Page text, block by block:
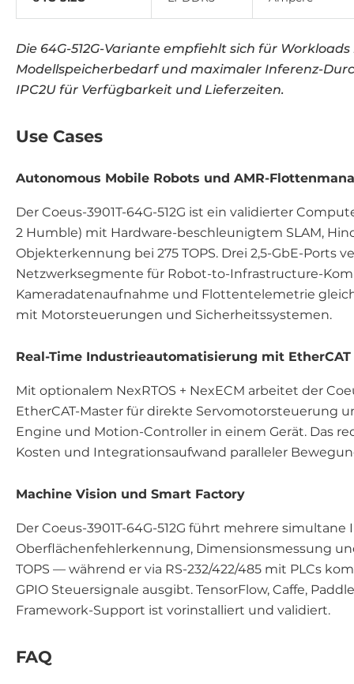
Die 64G-512G-Variante empfiehlt sich für
Modellspeicherbedarf und maximaler Inferenz-
IPC2U für Verfügbarkeit und Lieferzeiten.
Use Cases
Autonomous Mobile Robots und AMR-
Der Coeus-3901T-64G-512G ist ein validierter
2 Humble) mit Hardware-beschleunigtem SLAM,
Objekterkennung bei 275 TOPS. Drei 2,5-GbE-Ports
Netzwerksegmente für Robot-to-Infrastructure-
Kameradatenaufnahme und Flottentelemetrie
mit Motorsteuerungen und Sicherheitssystemen.
Real-Time Industrieautomatisierung mit EtherCAT
Mit optionalem NexRTOS + NexECM arbeitet der
EtherCAT-Master für direkte Servomotorsteuerung
Engine und Motion-Controller in einem Gerät. Das
Kosten und Integrationsaufwand paralleler
Machine Vision und Smart Factory
Der Coeus-3901T-64G-512G führt mehrere
Oberflächenfehlerkennung, Dimensionsmessung
TOPS — während er via RS-232/422/485 mit PLCs
GPIO Steuersignale ausgibt. TensorFlow, Caffe,
Framework-Support ist vorinstalliert und validiert.
FAQ